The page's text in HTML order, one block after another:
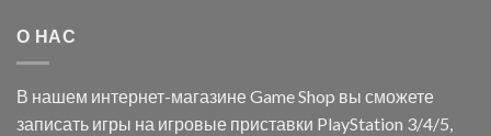
О НАС
В нашем интернет-магазине Game Shop вы сможете
записать игры на игровые приставки PlayStation 3/4/5,